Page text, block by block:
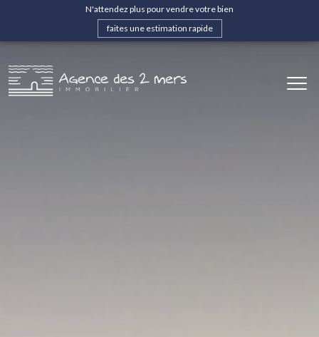
N'attendez plus pour vendre votre bien
faites une estimation rapide